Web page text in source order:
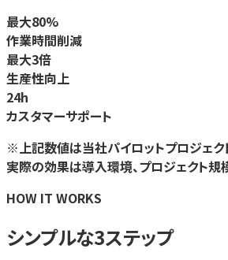
最大80%
作業時間削減
最大3倍
生産性向上
24h
カスタマーサポート
※上記数値は当社パイロットプロジェク
実際の効果は導入環境、プロジェクト規
HOW IT WORKS
シンプルな3ステップ